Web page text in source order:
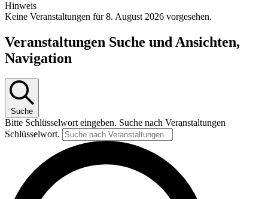
Hinweis
Keine Veranstaltungen für 8. August 2026 vorgesehen.
Veranstaltungen Suche und Ansichten,
Navigation
Suche
Bitte Schlüsselwort eingeben. Suche nach Veranstaltungen
Schlüsselwort.